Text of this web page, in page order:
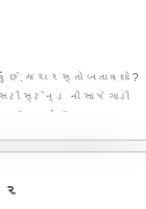
છે. જરા રસ્તો બતાવશો ?
સ્ટેન્ડ ની સામે ગાડી
ને પૂછ્યું. " બસ.... આ જ
ત્યાંથી ડ